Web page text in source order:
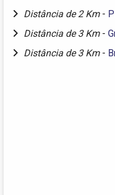
Distância de 2 Km -
Distância de 3 Km -
Distância de 3 Km -